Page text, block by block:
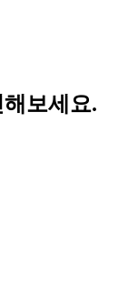
보세요.